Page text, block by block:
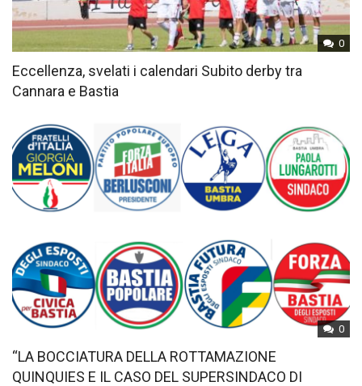
0
Eccellenza, svelati i calendari Subito derby tra
Cannara e Bastia
0
“LA BOCCIATURA DELLA ROTTAMAZIONE
QUINQUIES E IL CASO DEL SUPERSINDACO DI